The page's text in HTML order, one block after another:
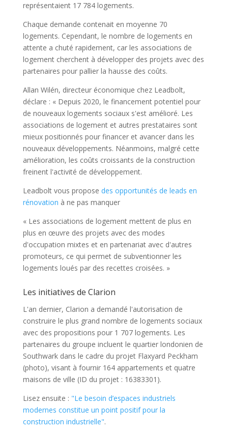
représentaient 17 784 logements.
Chaque demande contenait en moyenne 70
logements. Cependant, le nombre de logements en
attente a chuté rapidement, car les associations de
logement cherchent à développer des projets avec des
partenaires pour pallier la hausse des coûts.
Allan Wilén, directeur économique chez Leadbolt,
déclare : « Depuis 2020, le financement potentiel pour
de nouveaux logements sociaux s'est amélioré. Les
associations de logement et autres prestataires sont
mieux positionnés pour financer et avancer dans les
nouveaux développements. Néanmoins, malgré cette
amélioration, les coûts croissants de la construction
freinent l'activité de développement.
Leadbolt vous propose des opportunités de leads en
rénovation à ne pas manquer
« Les associations de logement mettent de plus en
plus en œuvre des projets avec des modes
d'occupation mixtes et en partenariat avec d'autres
promoteurs, ce qui permet de subventionner les
logements loués par des recettes croisées. »
Les initiatives de Clarion
L'an dernier, Clarion a demandé l'autorisation de
construire le plus grand nombre de logements sociaux
avec des propositions pour 1 707 logements. Les
partenaires du groupe incluent le quartier londonien de
Southwark dans le cadre du projet Flaxyard Peckham
(photo), visant à fournir 164 appartements et quatre
maisons de ville (ID du projet : 16383301).
Lisez ensuite : "Le besoin d’espaces industriels
modernes constitue un point positif pour la
construction industrielle".